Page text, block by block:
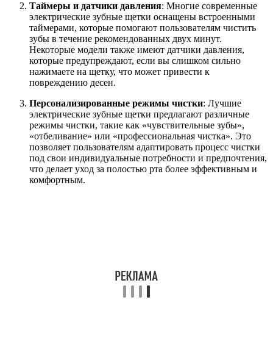
Таймеры и датчики давления: Многие современные
электрические зубные щетки оснащены встроенными
таймерами, которые помогают пользователям чистить
зубы в течение рекомендованных двух минут.
Некоторые модели также имеют датчики давления,
которые предупреждают, если вы слишком сильно
нажимаете на щетку, что может привести к
повреждению десен.
Персонализированные режимы чистки: Лучшие
электрические зубные щетки предлагают различные
режимы чистки, такие как «чувствительные зубы»,
«отбеливание» или «профессиональная чистка». Это
позволяет пользователям адаптировать процесс чистки
под свои индивидуальные потребности и предпочтения,
что делает уход за полостью рта более эффективным и
комфортным.